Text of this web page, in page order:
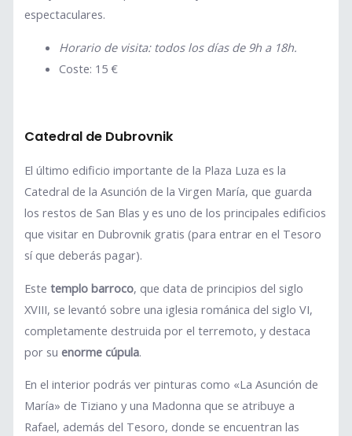
espectaculares.
Horario de visita: todos los días de 9h a 18h.
Coste: 15 €
Catedral de Dubrovnik
El último edificio importante de la Plaza Luza es la
Catedral de la Asunción de la Virgen María, que guarda
los restos de San Blas y es uno de los principales edificios
que visitar en Dubrovnik gratis (para entrar en el Tesoro
sí que deberás pagar).
Estetemplo barroco, que data de principios del siglo
XVIII, se levantó sobre una iglesia románica del siglo VI,
completamente destruida por el terremoto, y destaca
por suenorme cúpula.
En el interior podrás ver pinturas como «La Asunción de
María» de Tiziano y una Madonna que se atribuye a
Rafael, además del Tesoro, donde se encuentran las